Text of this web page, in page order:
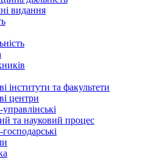
видання
інститути та факультети
центри
та науковий процес